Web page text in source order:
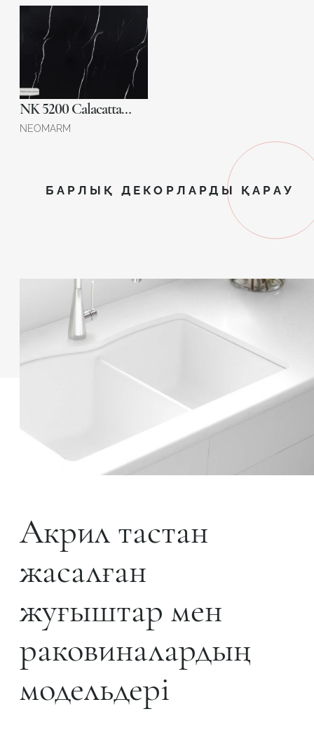
NK 5200 Calacatta Midnight
NEOMARM
БАРЛЫҚ ДЕКОРЛАРДЫ ҚАРАУ
Акрил тастан
жасалған
жуғыштар мен
раковиналардың
модельдері